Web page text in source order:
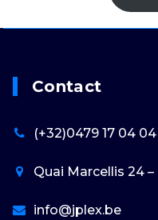
Contact
(+32)0479 17 04 04
Quai Marcellis 24 –
info@jplex.be